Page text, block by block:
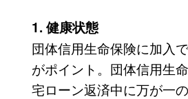
1. 健康状態
団体信用生命保険に加入
がポイント。団体信用生
宅ローン返済中に万が一